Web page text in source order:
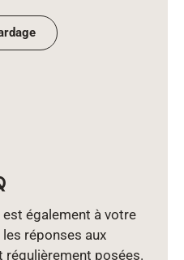
également à votre
réponses aux
posées.